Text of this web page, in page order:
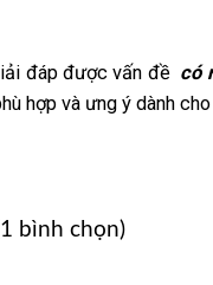
đáp được vấn đề có
hợp và ưng ý dành
bình chọn)